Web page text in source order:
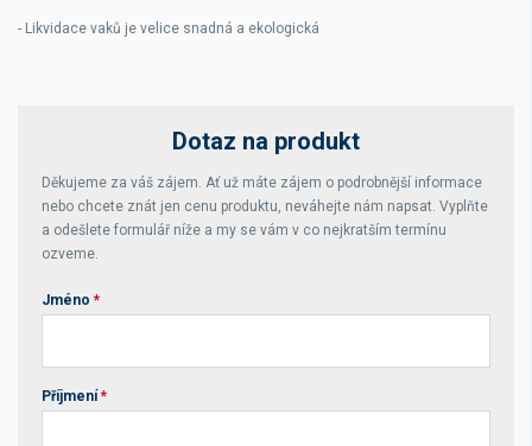
- Likvidace vaků je velice snadná a ekologická
Dotaz na produkt
Děkujeme za váš zájem. Ať už máte zájem o podrobnější informace
nebo chcete znát jen cenu produktu, neváhejte nám napsat. Vyplňte
a odešlete formulář níže a my se vám v co nejkratším termínu
ozveme.
Jméno *
Příjmení *